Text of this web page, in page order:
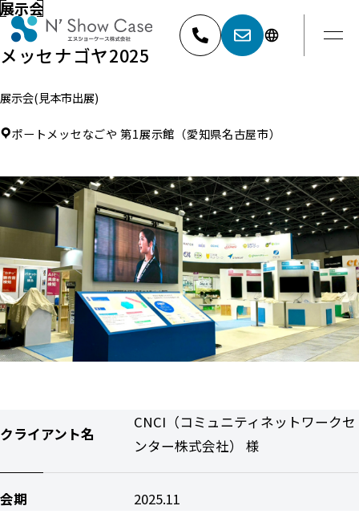
東京 03-6404-9001
展示会
メッセナゴヤ2025
展示会(見本市出展)
ポートメッセなごや 第1展示館（愛知県名古屋市）
クライアント名
CNCI（コミュニティネットワークセ
ンター株式会社） 様
会期 2025.11